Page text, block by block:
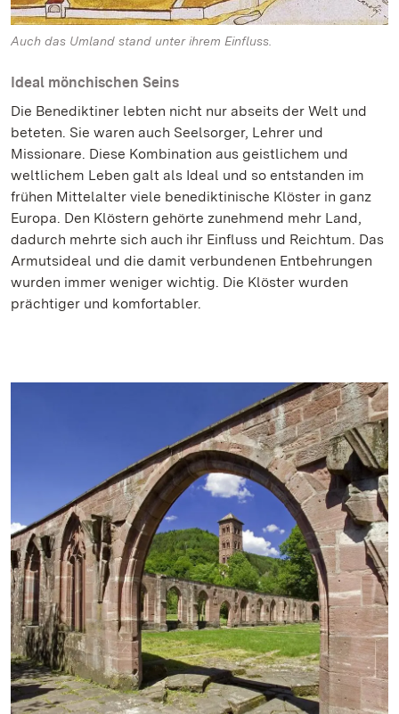
Auch das Umland stand unter ihrem Einfluss.
Ideal mönchischen Seins
Die Benediktiner lebten nicht nur abseits der Welt und
beteten. Sie waren auch Seelsorger, Lehrer und
Missionare. Diese Kombination aus geistlichem und
weltlichem Leben galt als Ideal und so entstanden im
frühen Mittelalter viele benediktinische Klöster in ganz
Europa. Den Klöstern gehörte zunehmend mehr Land,
dadurch mehrte sich auch ihr Einfluss und Reichtum. Das
Armutsideal und die damit verbundenen Entbehrungen
wurden immer weniger wichtig. Die Klöster wurden
prächtiger und komfortabler.